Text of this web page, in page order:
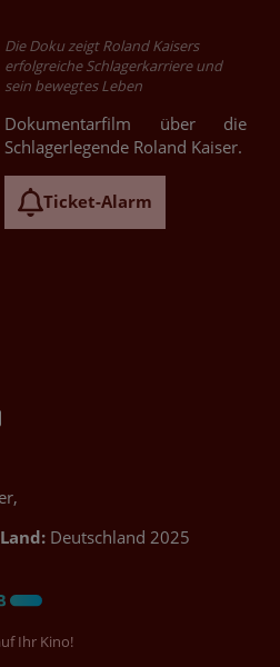
Die Doku zeigt Roland Kaisers
erfolgreiche Schlagerkarriere und
sein bewegtes Leben
Dokumentarfilm über die
Schlagerlegende Roland Kaiser.
Ticket-Alarm
Land: Deutschland 2025
Ihr Kino!